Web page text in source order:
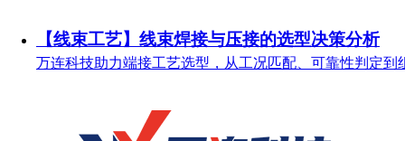
【线束工艺】线束焊接与压接的选型决策分析
万连科技助力端接工艺选型，从工况匹配、可靠性判定到